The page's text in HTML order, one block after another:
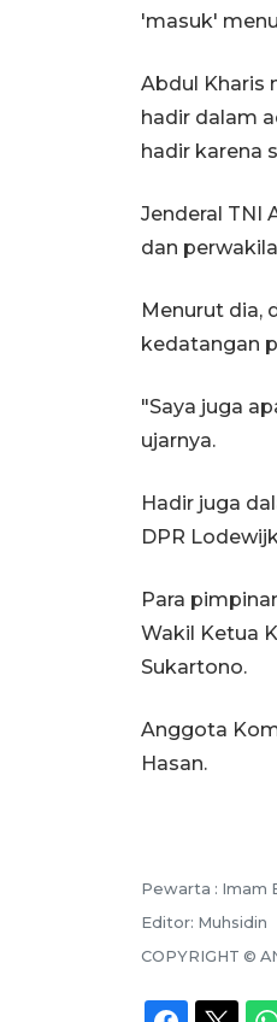
'masuk'
Abdul Kharis
hadir dalam
hadir karena
Jenderal TNI
dan
Menurut dia,
kedatangan
"Saya juga
ujarnya.
Hadir juga
DPR
Para
Wakil Ketua
Sukartono.
Anggota
Hasan.
Pewarta : Imam
Editor: Muhsidin
COPYRIGHT ©